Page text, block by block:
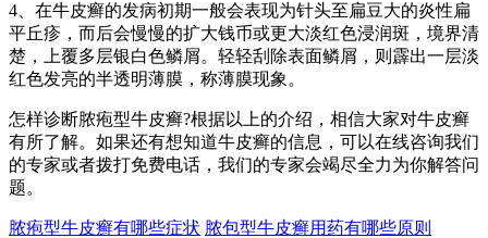
4、在牛皮癣的发病初期一般会表现为针头至扁豆大的炎性扁
平丘疹，而后会慢慢的扩大钱币或更大淡红色浸润斑，境界清
楚，上覆多层银白色鳞屑。轻轻刮除表面鳞屑，则霹出一层淡
红色发亮的半透明薄膜，称薄膜现象。
怎样诊断脓疱型牛皮癣?根据以上的介绍，相信大家对牛皮癣
有所了解。如果还有想知道牛皮癣的信息，可以在线咨询我们
的专家或者拨打免费电话，我们的专家会竭尽全力为你解答问
题。
脓疱型牛皮癣有哪些症状 脓包型牛皮癣用药有哪些原则